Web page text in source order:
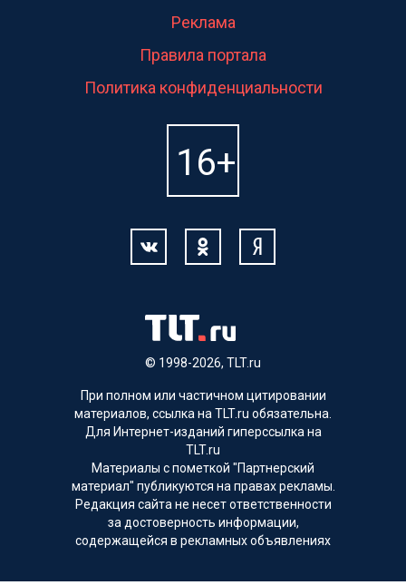
© 1998-2026, TLT.ru
Реклама
Правила портала
Политика конфиденциальности
При полном или частичном цитировании
материалов, ссылка на TLT.ru обязательна.
Для Интернет-изданий гиперссылка на
TLT.ru
Материалы с пометкой "Партнерский
материал" публикуются на правах рекламы.
Редакция сайта не несет ответственности
за достоверность информации,
содержащейся в рекламных объявлениях